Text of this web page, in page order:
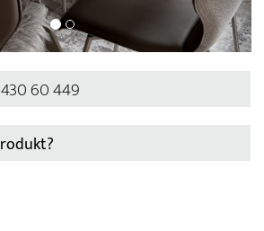
60 449